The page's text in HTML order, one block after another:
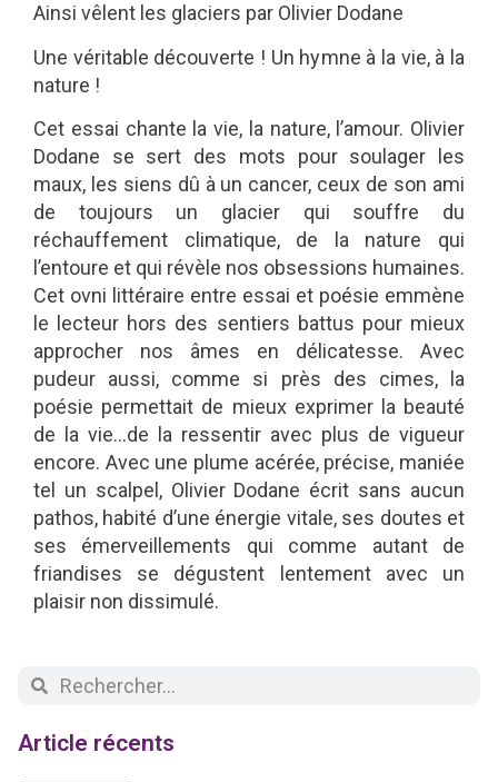
Ainsi vêlent les glaciers par Olivier Dodane
Une véritable découverte ! Un hymne à la vie, à la
nature !
Cet essai chante la vie, la nature, l’amour. Olivier
Dodane se sert des mots pour soulager les
maux, les siens dû à un cancer, ceux de son ami
de toujours un glacier qui souffre du
réchauffement climatique, de la nature qui
l’entoure et qui révèle nos obsessions humaines.
Cet ovni littéraire entre essai et poésie emmène
le lecteur hors des sentiers battus pour mieux
approcher nos âmes en délicatesse. Avec
pudeur aussi, comme si près des cimes, la
poésie permettait de mieux exprimer la beauté
de la vie…de la ressentir avec plus de vigueur
encore. Avec une plume acérée, précise, maniée
tel un scalpel, Olivier Dodane écrit sans aucun
pathos, habité d’une énergie vitale, ses doutes et
ses émerveillements qui comme autant de
friandises se dégustent lentement avec un
plaisir non dissimulé.
Article récents